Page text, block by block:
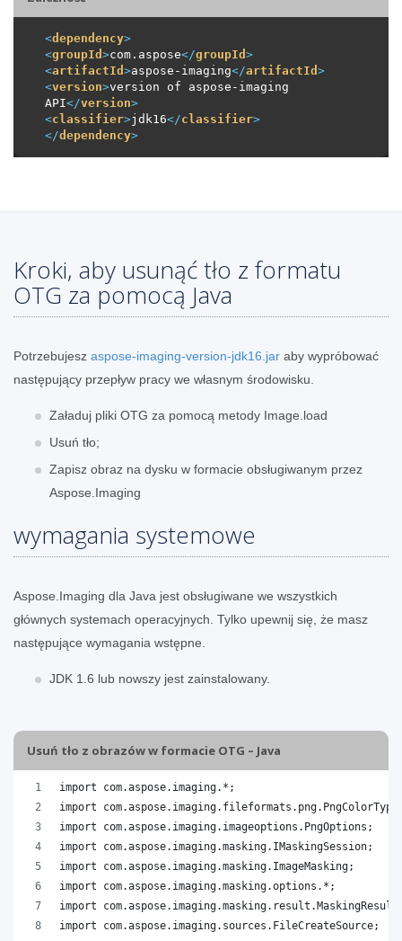
<dependency>
<groupId >com.aspose</groupId >
<artifactId >aspose-imaging</artifactId >
<version>version of aspose-imaging
API</version>
<classifier>jdk16</classifier>
</dependency>
Kroki, aby usunąć tło z formatu
OTG za pomocą Java
Potrzebujesz aspose-imaging-version-jdk16.jar aby wypróbować
następujący przepływ pracy we własnym środowisku.
Załaduj pliki OTG za pomocą metody Image.load
Usuń tło;
Zapisz obraz na dysku w formacie obsługiwanym przez
Aspose.Imaging
wymagania systemowe
Aspose.Imaging dla Java jest obsługiwane we wszystkich
głównych systemach operacyjnych. Tylko upewnij się, że masz
następujące wymagania wstępne.
JDK 1.6 lub nowszy jest zainstalowany.
Usuń tło z obrazów w formacie OTG – Java